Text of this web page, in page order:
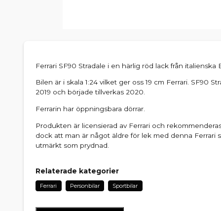
Ferrari SF90 Stradale i en härlig röd lack från italienska
Bilen är i skala 1:24 vilket ger oss 19 cm Ferrari. SF90
2019 och började tillverkas 2020.
Ferrarin har öppningsbara dörrar.
Produkten är licensierad av Ferrari och
dock att man är något äldre för lek med denna Ferrari
utmärkt som prydnad.
Relaterade kategorier
Ferrari Personbilar Sportbilar